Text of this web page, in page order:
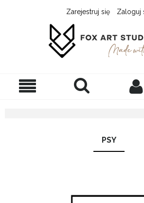
Zarejestruj się Zaloguj
PSY